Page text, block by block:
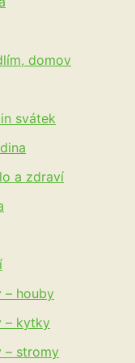
domov
svátek
a zdraví
– houby
– kytky
– stromy